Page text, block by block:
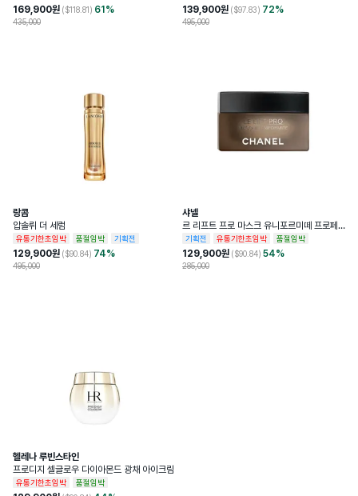
169,900원 ($118.81) 61%
435,000
139,900원 ($97.83) 72%
495,000
랑콤
압솔뤼 더 세럼
유통기한초임박 품절임박 기획전
129,900원 ($90.84) 74%
495,000
샤넬
르 리프트 프로 마스크 유니포르미떼 프로페
셔널 리프팅 마스크
기획전 유통기한초임박 품절임박
129,900원 ($90.84) 54%
285,000
헬레나 루빈스타인
프로디지 셀글로우 다이아몬드 광채 아이크림
유통기한초임박 품절임박